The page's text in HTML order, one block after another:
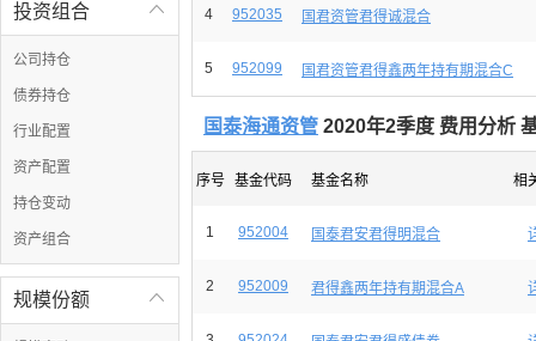

投资组合
公司持仓
债券持仓
行业配置
资产配置
持仓变动
资产组合

规模份额
4 952035 国君资管君得诚混合
5 952099 国君资管君得鑫两年持有期混合C
国泰海通资管 2020年2季度 费用分析
序号 基金代码 基金名称 相
1 952004 国泰君安君得明混合
2 952009 君得鑫两年持有期混合A